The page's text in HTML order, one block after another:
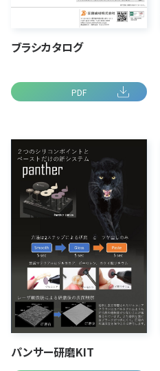
ブラシカタログ
PDF
パンサー研磨KIT